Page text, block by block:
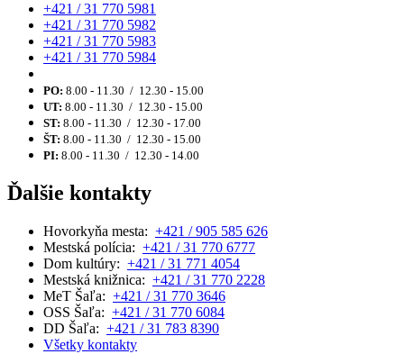
+421 / 31 770 5981
+421 / 31 770 5982
+421 / 31 770 5983
+421 / 31 770 5984
PO: 8.00 - 11.30 / 12.30 - 15.00
UT: 8.00 - 11.30 / 12.30 - 15.00
ST: 8.00 - 11.30 / 12.30 - 17.00
ŠT: 8.00 - 11.30 / 12.30 - 15.00
PI: 8.00 - 11.30 / 12.30 - 14.00
Ďalšie kontakty
Hovorkyňa mesta: +421 / 905 585 626
Mestská polícia: +421 / 31 770 6777
Dom kultúry: +421 / 31 771 4054
Mestská knižnica: +421 / 31 770 2228
MeT Šaľa: +421 / 31 770 3646
OSS Šaľa: +421 / 31 770 6084
DD Šaľa: +421 / 31 783 8390
Všetky kontakty